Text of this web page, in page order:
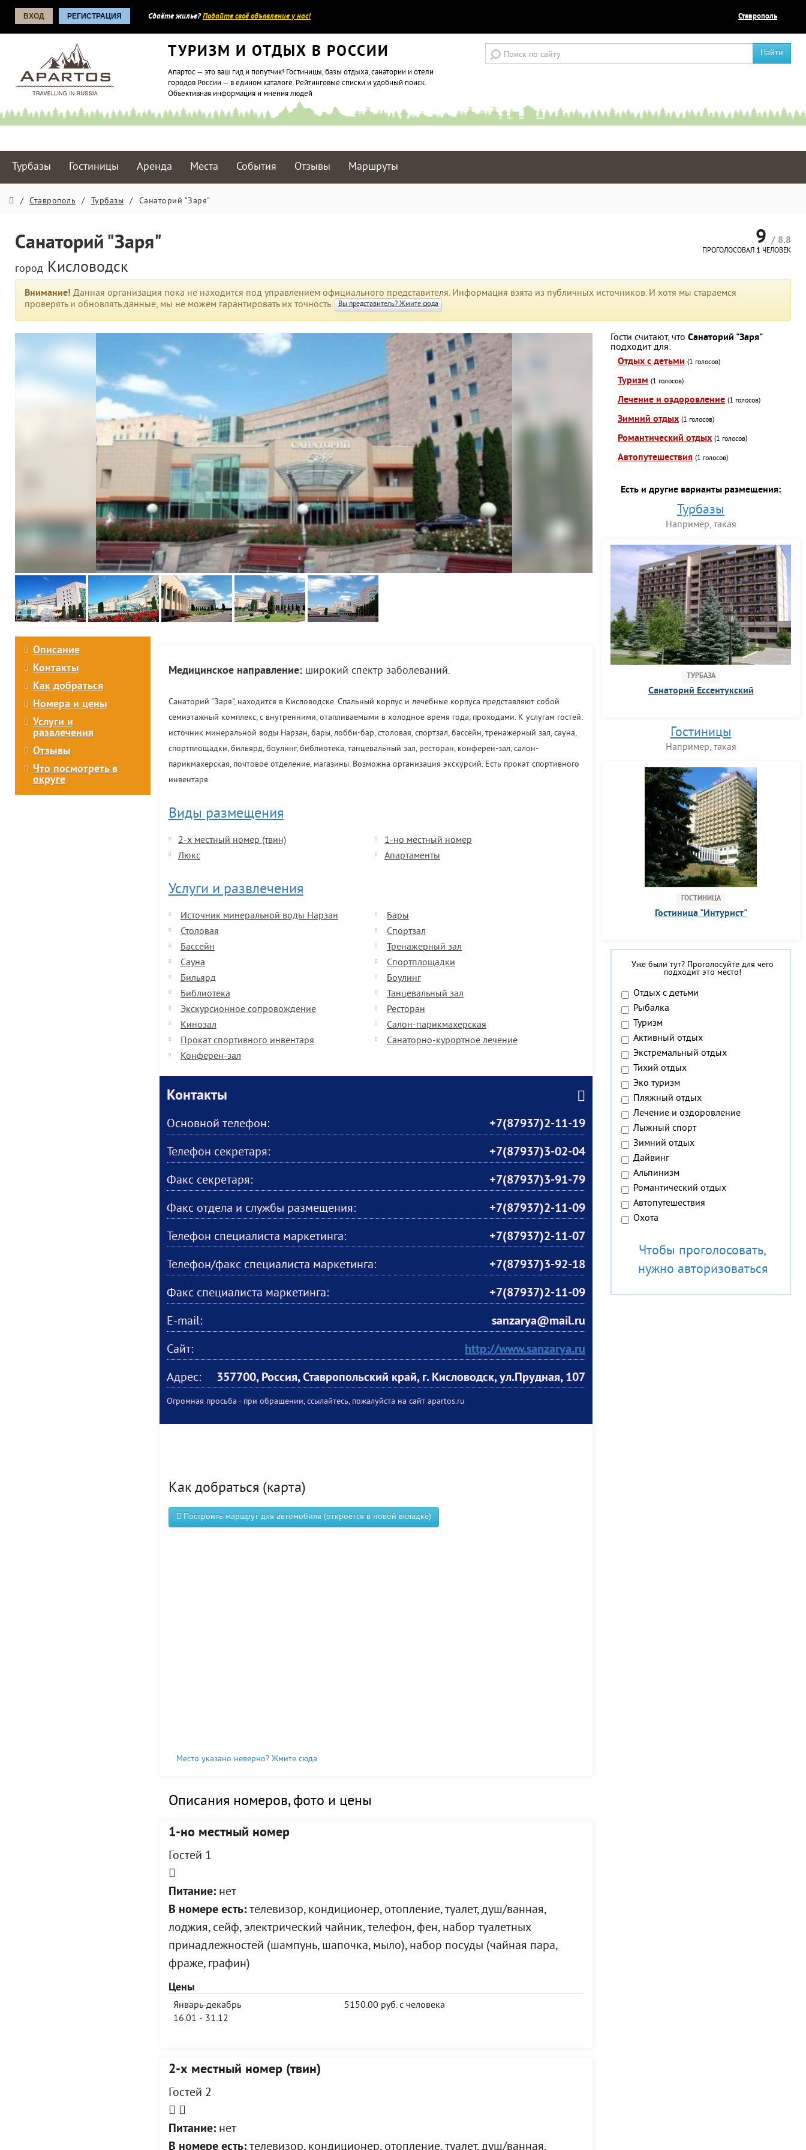
ВХОД РЕГИСТРАЦИЯ Сдаёте жилье?Подайте своё объявление у нас! Ставрополь
ТУРИЗМ И ОТДЫХ В РОССИИ
Апартос — это ваш гид и попутчик! Гостиницы, базы отдыха, санатории и отели
городов России — в едином каталоге. Рейтинговые списки и удобный поиск.
Объективная информация и мнения людей
Найти
Турбазы Гостиницы Аренда Места События Отзывы Маршруты
/ Ставрополь / Турбазы / Санаторий "Заря"
Санаторий "Заря"
город Кисловодск
9 / 8.8
ПРОГОЛОСОВАЛ 1 ЧЕЛОВЕК
Внимание! Данная организация пока не находится под управлением официального представителя. Информация взята из публичных источников. И хотя мы стараемся
проверять и обновлять данные, мы не можем гарантировать их точность. Вы представитель? Жмите сюда
Описание
Контакты
Как добраться
Номера и цены
Услуги и
развлечения
Отзывы
Что посмотреть в
округе
Медицинское направление:широкий спектр заболеваний.
Санаторий "Заря", находится в Кисловодске. Спальный корпус и лечебные корпуса представляют собой
семиэтажный комплекс, с внутренними, отапливаемыми в холодное время года, проходами. К услугам гостей:
источник минеральной воды Нарзан, бары, лобби-бар, столовая, спортзал, бассейн, тренажерный зал, сауна,
спортплощадки, бильярд, боулинг, библиотека, танцевальный зал, ресторан, конферен-зал, салон-
парикмахерская, почтовое отделение, магазины. Возможна организация экскурсий. Есть прокат спортивного
инвентаря.
Виды размещения
2-х местный номер (твин)
1-но местный номер
Люкс
Апартаменты
Услуги и развлечения
Источник минеральной воды Нарзан
Бары
Столовая
Спортзал
Бассейн
Тренажерный зал
Сауна
Спортплощадки
Бильярд
Боулинг
Библиотека
Танцевальный зал
Экскурсионное сопровождение
Ресторан
Кинозал
Салон-парикмахерская
Прокат спортивного инвентаря
Санаторно-курортное лечение
Конферен-зал
Контакты
Основной телефон:
+7(87937)2-11-19
Телефон секретаря:
+7(87937)3-02-04
Факс секретаря:
+7(87937)3-91-79
Факс отдела и службы размещения:
+7(87937)2-11-09
Телефон специалиста маркетинга:
+7(87937)2-11-07
Телефон/факс специалиста маркетинга:
+7(87937)3-92-18
Факс специалиста маркетинга:
+7(87937)2-11-09
E-mail:
sanzarya@mail.ru
Сайт:
http://www.sanzarya.ru
Адрес:
357700, Россия, Ставропольский край, г. Кисловодск, ул.Прудная, 107
Огромная просьба - при обращении, ссылайтесь, пожалуйста на сайт apartos.ru
Как добраться (карта)
Построить маршрут для автомобиля (откроется в новой вкладке)
Место указано неверно? Жмите сюда
Описания номеров, фото и цены
1-но местный номер
Гостей 1
Питание:нет
В номере есть:телевизор, кондиционер, отопление, туалет, душ/ванная,
лоджия, сейф, электрический чайник, телефон, фен, набор туалетных
принадлежностей (шампунь, шапочка, мыло), набор посуды (чайная пара,
фраже, графин)
Цены
Январь-декабрь
16.01 - 31.12
5150.00 руб. с человека
2-х местный номер (твин)
Гостей 2
Питание:нет
Гости считают, что Санаторий "Заря"
подходит для:
Отдых с детьми (1 голосов)
Туризм (1 голосов)
Лечение и оздоровление (1 голосов)
Зимний отдых (1 голосов)
Романтический отдых (1 голосов)
Автопутешествия (1 голосов)
Есть и другие варианты размещения:
Турбазы
Например, такая
ТУРБАЗА
Санаторий Ессентукский
Гостиницы
Например, такая
ГОСТИНИЦА
Гостиница "Интурист"
Уже были тут? Проголосуйте для чего
подходит это место!
Отдых с детьми
Рыбалка
Туризм
Активный отдых
Экстремальный отдых
Тихий отдых
Эко туризм
Пляжный отдых
Лечение и оздоровление
Лыжный спорт
Зимний отдых
Дайвинг
Альпинизм
Романтический отдых
Автопутешествия
Охота
Чтобы проголосовать,
нужно авторизоваться